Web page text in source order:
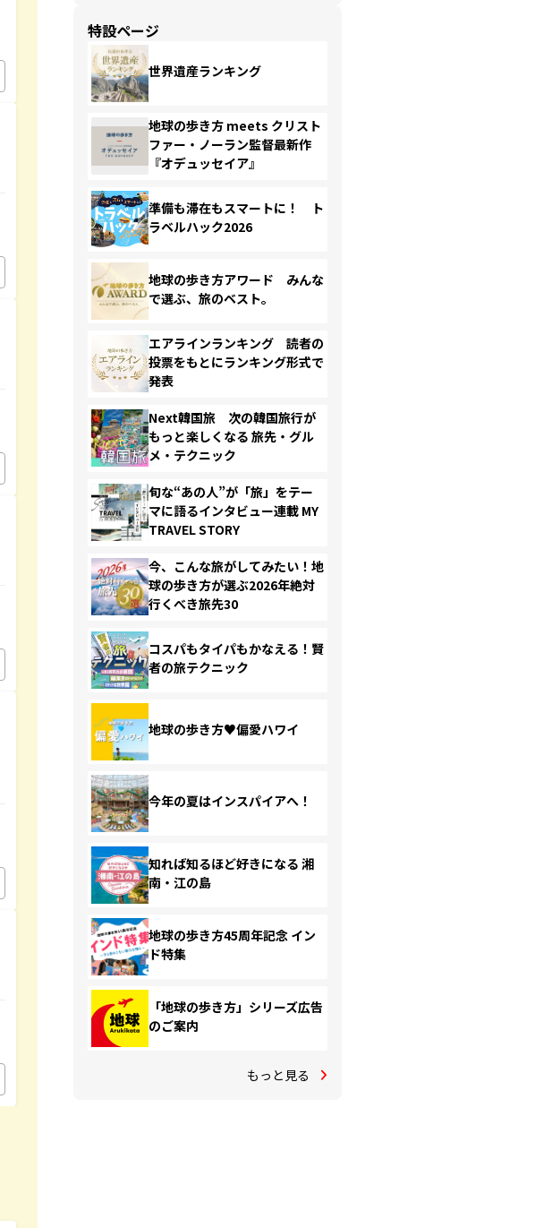
特設ページ
世界遺産ランキング
地球の歩き方 meets クリスト
ファー・ノーラン監督最新作
『オデュッセイア』
準備も滞在もスマートに！ ト
ラベルハック2026
地球の歩き方アワード みんな
で選ぶ、旅のベスト。
エアラインランキング 読者の
投票をもとにランキング形式で
発表
Next韓国旅 次の韓国旅行が
もっと楽しくなる 旅先・グル
メ・テクニック
旬な“あの人”が「旅」をテー
マに語るインタビュー連載 MY
TRAVEL STORY
今、こんな旅がしてみたい！地
球の歩き方が選ぶ2026年絶対
行くべき旅先30
コスパもタイパもかなえる！賢
者の旅テクニック
地球の歩き方♥偏愛ハワイ
今年の夏はインスパイアへ！
知れば知るほど好きになる 湘
南・江の島
地球の歩き方45周年記念 イン
ド特集
「地球の歩き方」シリーズ広告
のご案内
もっと見る